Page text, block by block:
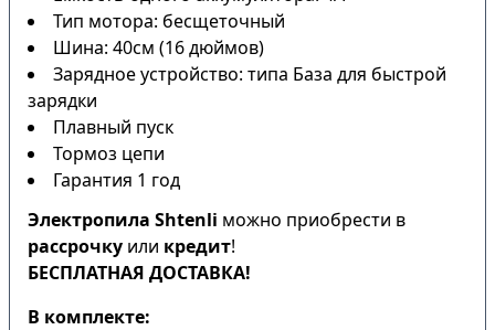
Тип мотора: бесщеточный
Шина: 40см (16 дюймов)
Зарядное устройство: типа База для быстрой
зарядки
Плавный пуск
Тормоз цепи
Гарантия 1 год
Электропила Shtenli можно приобрести в
рассрочку или кредит!
БЕСПЛАТНАЯ ДОСТАВКА!
В комплекте: